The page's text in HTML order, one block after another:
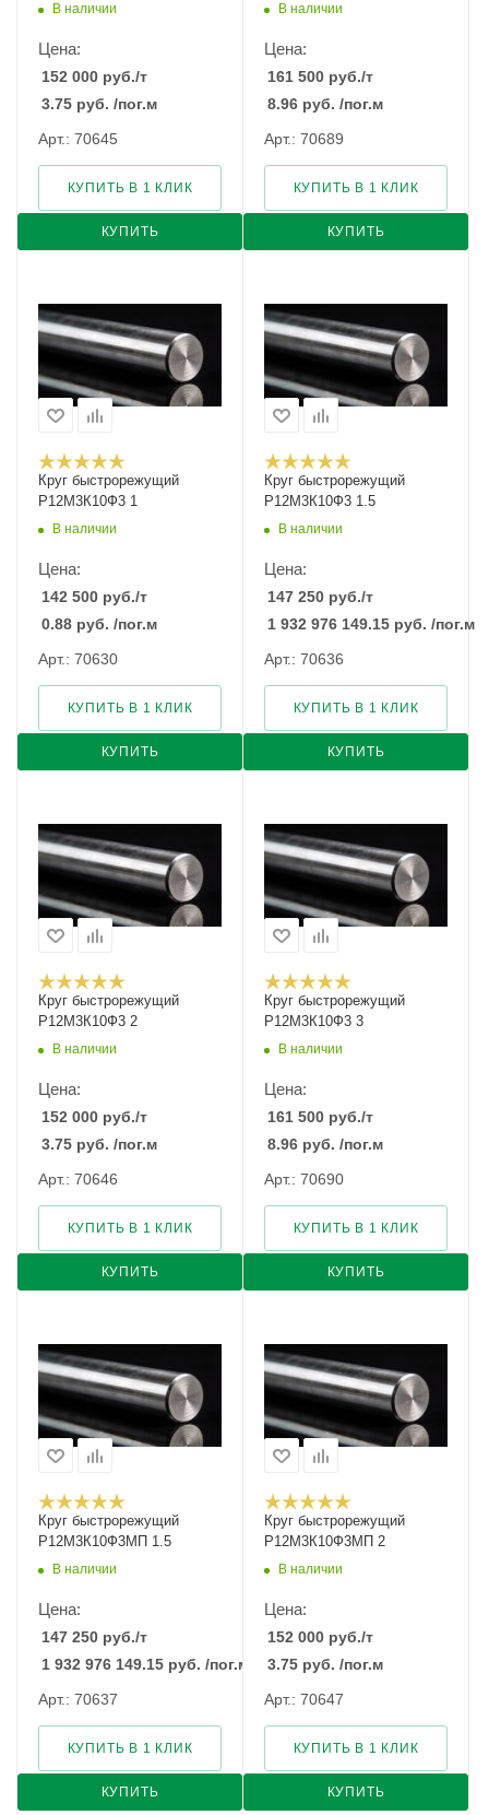
В наличии
Цена:
152 000 руб./т
3.75 руб. /пог.м
Арт.: 70645
КУПИТЬ
КУПИТЬ В 1 КЛИК
В наличии
Цена:
161 500 руб./т
8.96 руб. /пог.м
Арт.: 70689
КУПИТЬ
КУПИТЬ В 1 КЛИК
Круг быстрорежущий
Р12М3К10Ф3 1
В наличии
Цена:
142 500 руб./т
0.88 руб. /пог.м
Арт.: 70630
КУПИТЬ
КУПИТЬ В 1 КЛИК
Круг быстрорежущий
Р12М3К10Ф3 1.5
В наличии
Цена:
147 250 руб./т
1 932 976 149.15 руб. /пог.м
Арт.: 70636
КУПИТЬ
КУПИТЬ В 1 КЛИК
Круг быстрорежущий
Р12М3К10Ф3 2
В наличии
Цена:
152 000 руб./т
3.75 руб. /пог.м
Арт.: 70646
КУПИТЬ
КУПИТЬ В 1 КЛИК
Круг быстрорежущий
Р12М3К10Ф3 3
В наличии
Цена:
161 500 руб./т
8.96 руб. /пог.м
Арт.: 70690
КУПИТЬ
КУПИТЬ В 1 КЛИК
Круг быстрорежущий
Р12М3К10Ф3МП 1.5
В наличии
Цена:
147 250 руб./т
1 932 976 149.15 руб. /пог.м
Арт.: 70637
КУПИТЬ
КУПИТЬ В 1 КЛИК
Круг быстрорежущий
Р12М3К10Ф3МП 2
В наличии
Цена:
152 000 руб./т
3.75 руб. /пог.м
Арт.: 70647
КУПИТЬ
КУПИТЬ В 1 КЛИК